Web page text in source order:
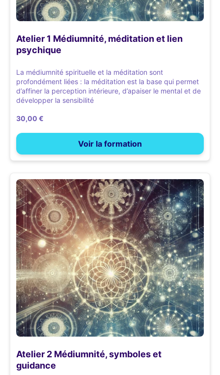
Atelier 1 Médiumnité, méditation et lien
psychique
La médiumnité spirituelle et la méditation sont
profondément liées : la méditation est la base qui permet
d’affiner la perception intérieure, d’apaiser le mental et de
développer la sensibilité
30,00 €
Voir la formation
Atelier 2 Médiumnité, symboles et
guidance